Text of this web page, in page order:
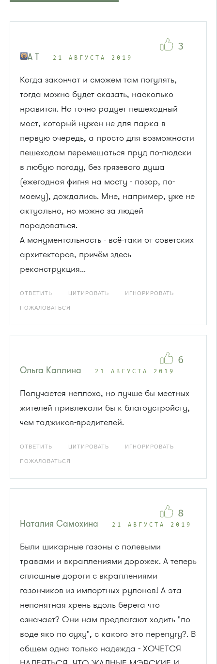
A T 21 АВГУСТА 2019
Когда закончат и сможем там погулять,
тогда можно будет сказать, насколько
нравится. Но точно радует пешеходный
мост, который нужен не для парка в
первую очередь, а просто для возможности
пешеходам перемещаться пруд по-людски
в любую погоду, без грязевого душа
(ежегодная фигня на мосту - позор, по-
моему), дождались. Мне, например, уже не
актуально, но можно за людей
порадоваться.
А монументальность - всё-таки от советских
архитекторов, причём здесь
реконструкция...
ОТВЕТИТЬ ЦИТИРОВАТЬ ИГНОРИРОВАТЬ
ПОЖАЛОВАТЬСЯ
3
Ольга Каплина 21 АВГУСТА 2019
Получается неплохо, но лучше бы местных
жителей привлекали бы к благоустройсту,
чем таджиков-вредителей.
ОТВЕТИТЬ ЦИТИРОВАТЬ ИГНОРИРОВАТЬ
ПОЖАЛОВАТЬСЯ
6
Наталия Самохина 21 АВГУСТА 2019
Были шикарные газоны с полевыми
травами и вкраплениями дорожек. А теперь
сплошные дороги с вкраплениями
газончиков из импортных рулонов! А эта
непонятная хрень вдоль берега что
означает? Они нам предлагают ходить "по
воде яко по суху", с какого это перепугу?. В
общем одна только надежда - ХОЧЕТСЯ
8